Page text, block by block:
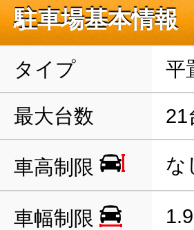
駐車場基本情報
タイプ 平
最大台数 21
車高制限 な
車幅制限